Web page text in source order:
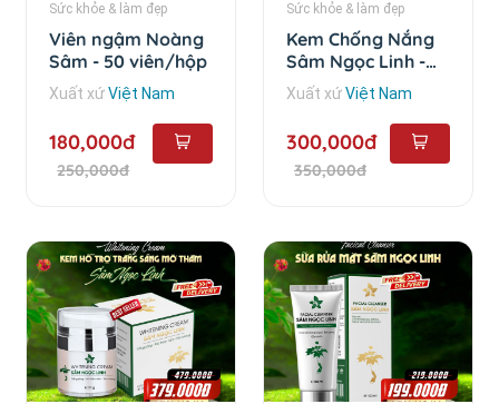
Sức khỏe & làm đẹp
Viên ngậm Noàng
Sâm - 50 viên/hộp
Xuất xứViệt Nam
180,000đ
250,000đ
Sức khỏe & làm đẹp
Kem Chống Nắng
Sâm Ngọc Linh -
50g
Xuất xứViệt Nam
300,000đ
350,000đ